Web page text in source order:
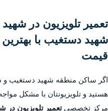
تعمیر تلویزیون در
شهید دستغیب با
قیمت
اگر ساکن منطقه شهید دستغیب و
هستید و تلویزیونتان با مشکل
مرکز تخصصیتعمیر تلویزیون